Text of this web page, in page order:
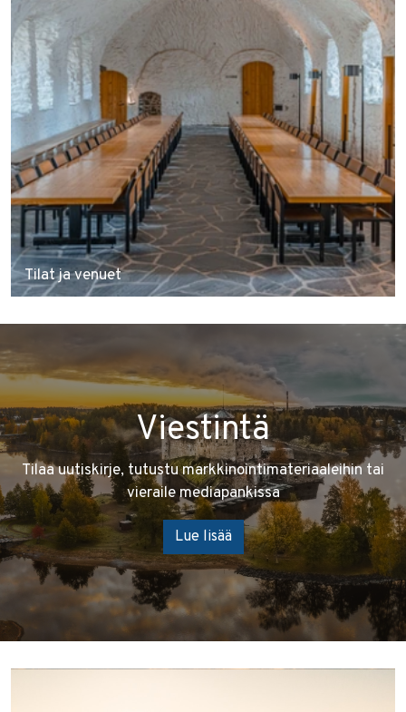
Tilat ja venuet
Viestintä
Tilaa uutiskirje, tutustu markkinointimateriaaleihin tai
vieraile mediapankissa
Lue lisää